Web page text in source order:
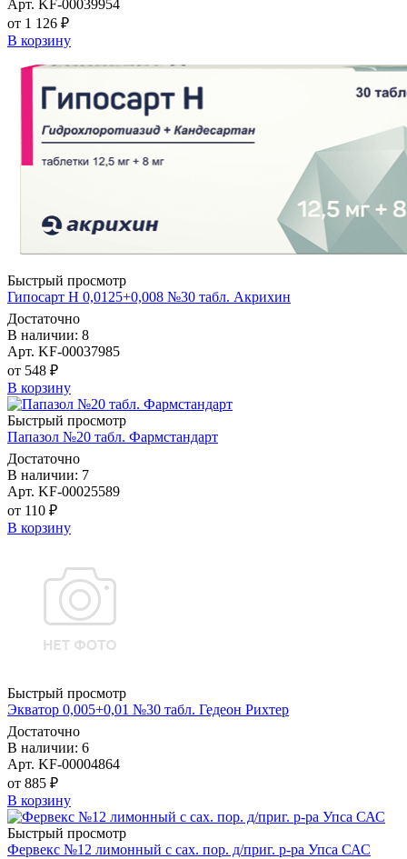
Арт. KF-00039954
от 1 126 ₽
В корзину
Быстрый просмотр
Гипосарт Н 0,0125+0,008 №30 табл. Акрихин
Достаточно
В наличии: 8
Арт. KF-00037985
от 548 ₽
В корзину
Быстрый просмотр
Папазол №20 табл. Фармстандарт
Достаточно
В наличии: 7
Арт. KF-00025589
от 110 ₽
В корзину
Быстрый просмотр
Экватор 0,005+0,01 №30 табл. Гедеон Рихтер
Достаточно
В наличии: 6
Арт. KF-00004864
от 885 ₽
В корзину
Быстрый просмотр
Фервекс №12 лимонный с сах. пор. д/приг. р-ра Упса САС